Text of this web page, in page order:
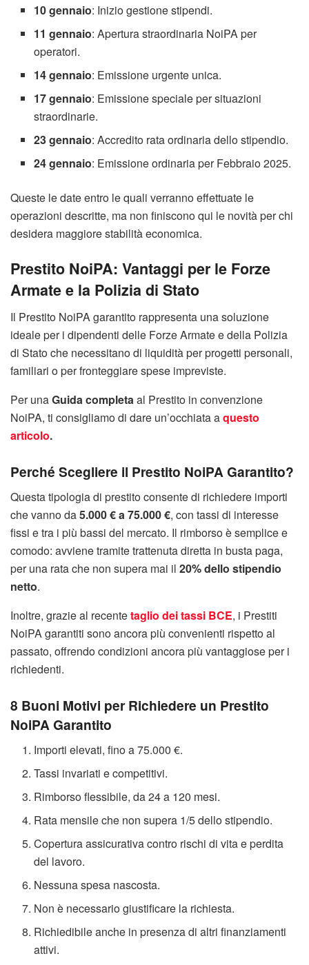
10 gennaio: Inizio gestione stipendi.
11 gennaio: Apertura straordinaria NoiPA per
operatori.
14 gennaio: Emissione urgente unica.
17 gennaio: Emissione speciale per situazioni
straordinarie.
23 gennaio: Accredito rata ordinaria dello stipendio.
24 gennaio: Emissione ordinaria per Febbraio 2025.
Queste le date entro le quali verranno effettuate le
operazioni descritte, ma non finiscono qui le novità per chi
desidera maggiore stabilità economica.
Prestito NoiPA: Vantaggi per le Forze
Armate e la Polizia di Stato
Il Prestito NoiPA garantito rappresenta una soluzione
ideale per i dipendenti delle Forze Armate e della Polizia
di Stato che necessitano di liquidità per progetti personali,
familiari o per fronteggiare spese impreviste.
Per unaGuida completa al Prestito in convenzione
NoiPA, ti consigliamo di dare un’occhiata aquesto
articolo.
Perché Scegliere il Prestito NoiPA Garantito?
Questa tipologia di prestito consente di richiedere importi
che vanno da5.000 € a 75.000 €, con tassi di interesse
fissi e tra i più bassi del mercato. Il rimborso è semplice e
comodo: avviene tramite trattenuta diretta in busta paga,
per una rata che non supera mai il 20% dello stipendio
netto.
Inoltre, grazie al recentetaglio dei tassi BCE, i Prestiti
NoiPA garantiti sono ancora più convenienti rispetto al
passato, offrendo condizioni ancora più vantaggiose per i
richiedenti.
8 Buoni Motivi per Richiedere un Prestito
NoiPA Garantito
Importi elevati, fino a 75.000 €.
Tassi invariati e competitivi.
Rimborso flessibile, da 24 a 120 mesi.
Rata mensile che non supera 1/5 dello stipendio.
Copertura assicurativa contro rischi di vita e perdita
del lavoro.
Nessuna spesa nascosta.
Non è necessario giustificare la richiesta.
Richiedibile anche in presenza di altri finanziamenti
attivi.